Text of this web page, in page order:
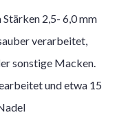
Stärken 2,5- 6,0 mm
verarbeitet,
sonstige Macken.
und etwa 15